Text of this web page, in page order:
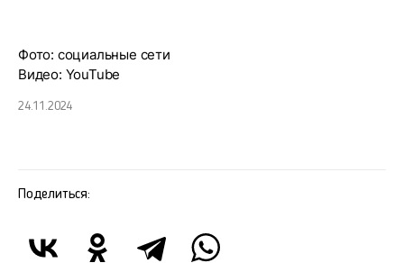
Фото: социальные сети
Видео: YouTube
24.11.2024
Поделиться: